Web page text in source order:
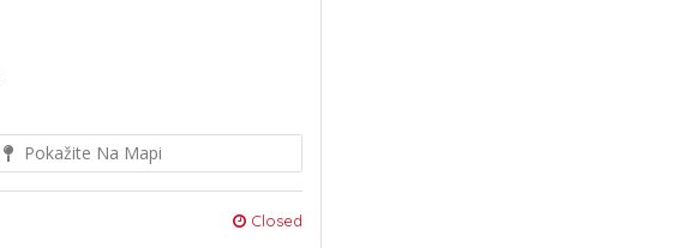
Pokažite Na Mapi
Closed